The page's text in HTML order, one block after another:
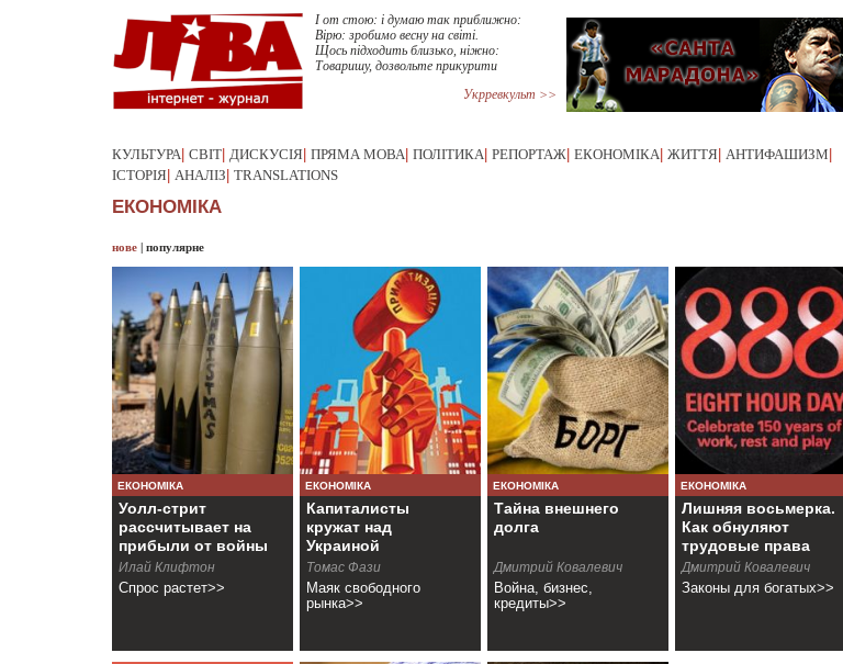
I от стою: i думаю так приближно:
Вiрю: зробимо весну на свiтi.
Щось пiдходить близько, нiжно:
Товаришу, дозвольте прикурити
Укрревкульт >>
КУЛЬТУРА СВІТ ДИСКУСІЯ ПРЯМА МОВА ПОЛІТИКА РЕПОРТАЖ ЕКОНОМІКА ЖИТТЯ АНТИФАШИЗМ
ІСТОРІЯ АНАЛІЗ TRANSLATIONS
ЕКОНОМІКА
нове | популярне
ЕКОНОМІКА
Уолл-стрит
рассчитывает на
прибыли от войны
Илай Клифтон
Спрос растет>>
ЕКОНОМІКА
Капиталисты
кружат над
Украиной
Томас Фази
Маяк свободного
рынка>>
ЕКОНОМІКА
Тайна внешнего
долга
Дмитрий Ковалевич
Война, бизнес,
кредиты>>
ЕКОНОМІКА
Лишняя восьмерка.
Как обнуляют
трудовые права
Дмитрий Ковалевич
Законы для богатых>>